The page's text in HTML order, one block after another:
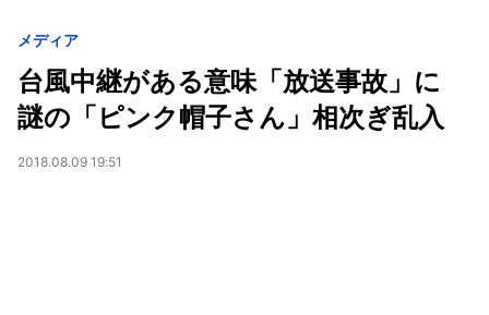
メディア
台風中継がある意味「放送事故」に
謎の「ピンク帽子さん」相次ぎ乱入
2018.08.09 19:51